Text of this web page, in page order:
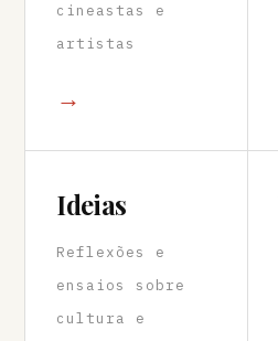
cineastas e
artistas
→
Ideias
Reflexões e
ensaios sobre
cultura e